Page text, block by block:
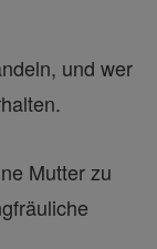
und wer
Mutter zu